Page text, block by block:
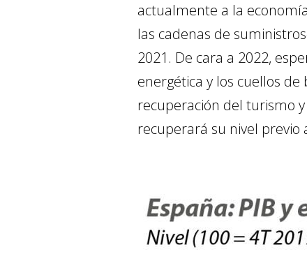
actualmente a la
las cadenas de
2021. De cara a 2022,
energética y los cuellos
recuperación del turismo
recuperará su nivel previo